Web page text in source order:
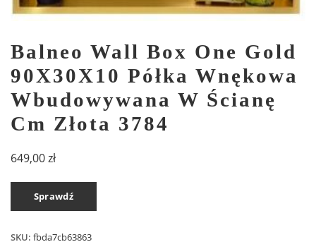
Balneo Wall Box One Gold
90X30X10 Półka Wnękowa
Wbudowywana W Ścianę
Cm Złota 3784
649,00zł
Sprawdź
SKU: fbda7cb63863